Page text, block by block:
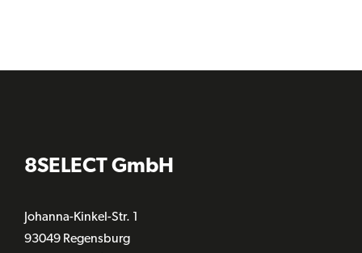
8SELECT GmbH
Johanna-Kinkel-Str. 1
93049 Regensburg